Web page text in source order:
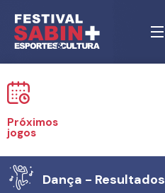
Próximos
jogos
Dança - Resultados